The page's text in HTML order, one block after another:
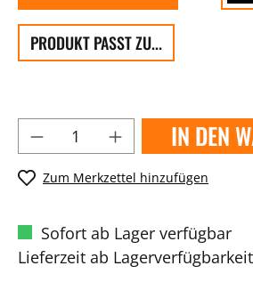
PRODUKT PASST ZU...
IN DEN
Zum Merkzettel hinzufügen
Sofort ab Lager verfügbar
Lieferzeit ab